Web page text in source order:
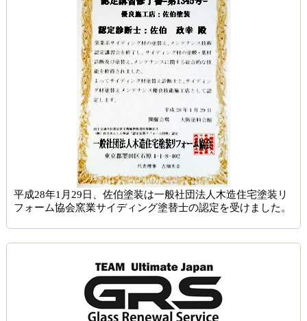
平成28年1月29日、佐伯塗装は一般社団法人木造住宅塗装リ
フォーム協会窯業サイディング塗替士の認定を受けました。